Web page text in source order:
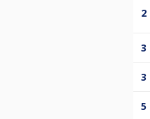
2
3
3
5